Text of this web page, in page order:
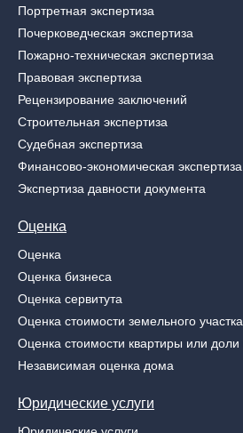
Портретная экспертиза
Почерковедческая экспертиза
Пожарно-техническая экспертиза
Правовая экспертиза
Рецензирование заключений
Строительная экспертиза
Судебная экспертиза
Финансово-экономическая экспертиза
Экспертиза давности документа
Оценка
Оценка
Оценка бизнеса
Оценка сервитута
Оценка стоимости земельного участка
Оценка стоимости квартиры или доли
Независимая оценка дома
Юридические услуги